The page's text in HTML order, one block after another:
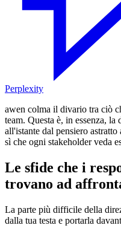
Perplexity
awen colma il divario tra ciò
team. Questa è, in essenza,
all'istante dal pensiero
sì che ogni stakeholder veda
Le sfide che i
trovano ad
La parte più difficile della
dalla tua testa e portarla